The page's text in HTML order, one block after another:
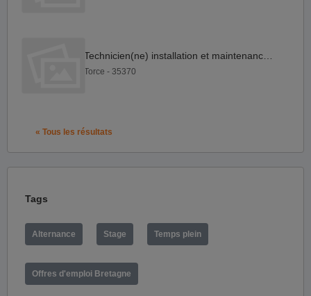
Torce - 35370
« Tous les résultats
Tags
Alternance Stage Temps plein
Offres d'emploi Bretagne